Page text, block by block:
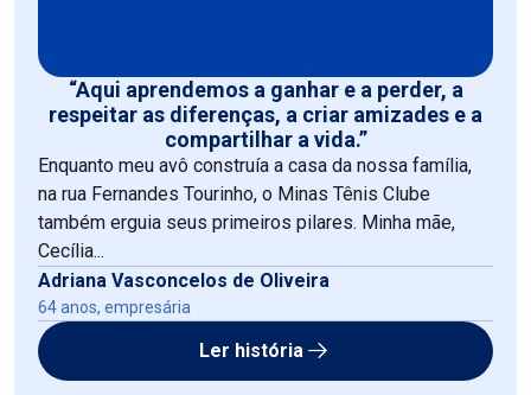
“Aqui aprendemos a ganhar e a perder, a
respeitar as diferenças, a criar amizades e a
compartilhar a vida.”
Enquanto meu avô construía a casa da nossa família,
na rua Fernandes Tourinho, o Minas Tênis Clube
também erguia seus primeiros pilares. Minha mãe,
Cecília...
Adriana Vasconcelos de Oliveira
64 anos, empresária
Ler história